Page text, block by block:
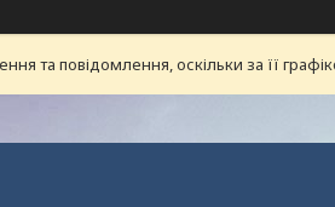
та повідомлення, оскільки за її